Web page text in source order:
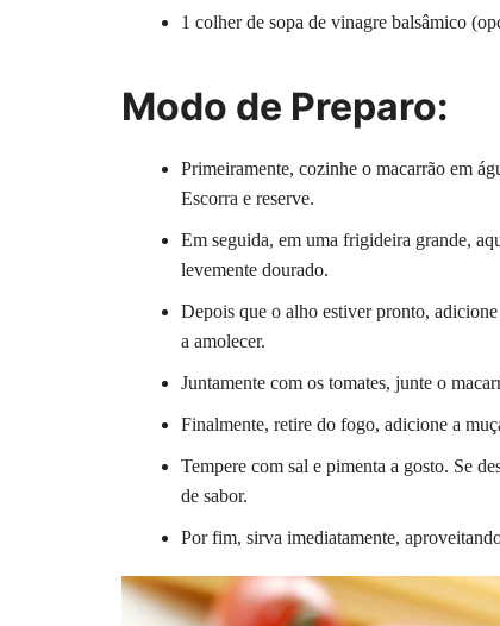
1 colher de sopa de vinagre balsâmico
Modo de Preparo:
Primeiramente, cozinhe o macarrão em
Escorra e reserve.
Em seguida, em uma frigideira grande,
levemente dourado.
Depois que o alho estiver pronto,
a amolecer.
Juntamente com os tomates, junte o
Finalmente, retire do fogo, adicione a
Tempere com sal e pimenta a gosto. Se
de sabor.
Por fim, sirva imediatamente,